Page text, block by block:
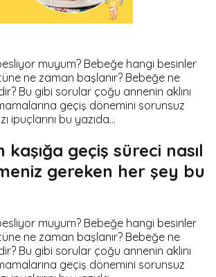
muyum? Bebeğe hangi besinler
ne zaman başlanır? Bebeğe ne
Bu gibi sorular çoğu annenin aklını
geçiş dönemini sorunsuz
ipuçlarını bu yazıda...
geçiş süreci nasıl
gereken her şey bu
muyum? Bebeğe hangi besinler
ne zaman başlanır? Bebeğe ne
Bu gibi sorular çoğu annenin aklını
geçiş dönemini sorunsuz